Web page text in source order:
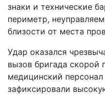
знаки и технические
периметр,
близости от места
Удар оказался
вызов бригада
медицинский
зафиксировали